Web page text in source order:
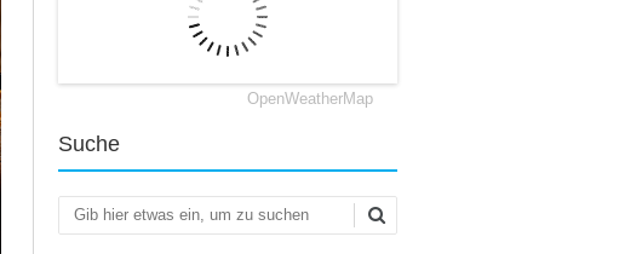
OpenWeatherMap
Suche
Suchen